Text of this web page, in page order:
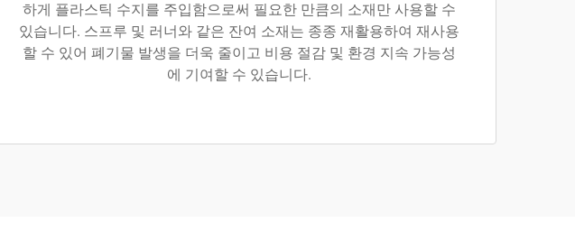
하게 플라스틱 수지를 주입함으로써 필요한 만큼의 소재만 사용할 수
있습니다. 스프루 및 러너와 같은 잔여 소재는 종종 재활용하여 재사용
할 수 있어 폐기물 발생을 더욱 줄이고 비용 절감 및 환경 지속 가능성
에 기여할 수 있습니다.